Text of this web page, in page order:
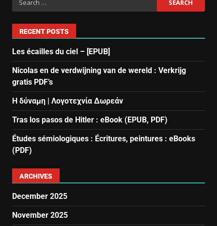
RECENT POSTS
Les écailles du ciel – [EPUB]
Nicolas en de verdwijning van de wereld : Verkrijg
gratis PDF’s
Η δύναμη | Λογοτεχνία Δωρεάν
Tras los pasos de Hitler : eBook (EPUB, PDF)
Études sémiologiques : Écritures, peintures : eBooks
(PDF)
ARCHIVES
December 2025
November 2025